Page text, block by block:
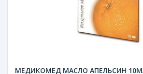
МЕДИКОМЕД МАСЛО АПЕЛЬСИН